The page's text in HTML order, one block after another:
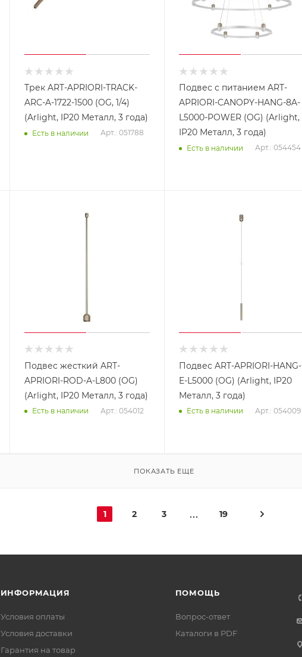
Трек ART-APRIORI-TRACK-
ARC-A-1722-1500 (OG, 1/4)
(Arlight, IP20 Металл, 3 года)
Есть в наличии Арт.: 051788
Подвес с питанием ART-
APRIORI-CANOPY-HANG-8A-
L5000-POWER (OG) (Arlight,
IP20 Металл, 3 года)
Есть в наличии Арт.: 054454
Подвес жесткий ART-
APRIORI-ROD-A-L800 (OG)
(Arlight, IP20 Металл, 3 года)
Есть в наличии Арт.: 054012
Подвес ART-APRIORI-HANG-
E-L5000 (OG) (Arlight, IP20
Металл, 3 года)
Есть в наличии Арт.: 054009
ПОКАЗАТЬ ЕЩЕ
1 2 3 19
ИНФОРМАЦИЯ
Условия оплаты
Условия доставки
Гарантия на товар
ПОМОЩЬ
Вопрос-ответ
Каталоги в PDF